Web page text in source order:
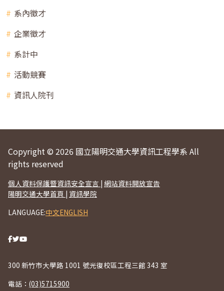
系內徵才
企業徵才
系計中
活動競賽
資訊人院刊
Copyright © 2026 國立陽明交通大學資訊工程學系 All
rights reserved
個人資料保護暨資訊安全宣言 | 網站資料開放宣告
陽明交通大學首頁 | 資訊學院
LANGUAGE:中文ENGLISH
300 新竹市大學路 1001 號光復校區工程三館 343 室
電話： (03)5715900